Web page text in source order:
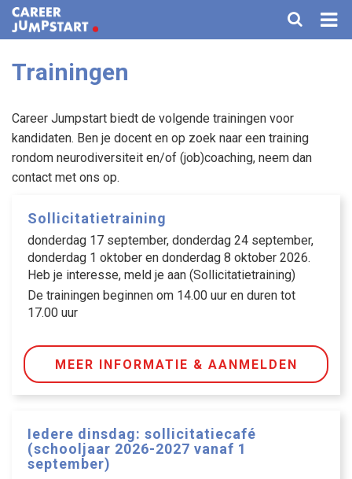
VOOR KANDIDATEN
VOOR BEDRIJVEN
TRAININGEN
FAQ
OVER ONS
NL EN
Trainingen
Career Jumpstart biedt de volgende trainingen voor
kandidaten. Ben je docent en op zoek naar een training
rondom neurodiversiteit en/of (job)coaching, neem dan
contact met ons op.
Sollicitatietraining
donderdag 17 september, donderdag 24 september,
donderdag 1 oktober en donderdag 8 oktober 2026.
Heb je interesse, meld je aan (Sollicitatietraining)
De trainingen beginnen om 14.00 uur en duren tot
17.00 uur
MEER INFORMATIE & AANMELDEN
Iedere dinsdag: sollicitatiecafé
(schooljaar 2026-2027 vanaf 1
september)